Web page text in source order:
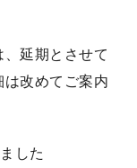
延期とさせて
改めてご案内
した